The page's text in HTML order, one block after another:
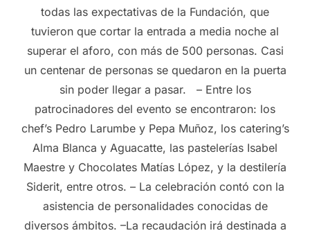
todas las expectativas de la Fundación, que
tuvieron que cortar la entrada a media noche al
superar el aforo, con más de 500 personas. Casi
un centenar de personas se quedaron en la puerta
sin poder llegar a pasar. – Entre los
patrocinadores del evento se encontraron: los
chef’s Pedro Larumbe y Pepa Muñoz, los catering’s
Alma Blanca y Aguacatte, las pastelerías Isabel
Maestre y Chocolates Matías López, y la destilería
Siderit, entre otros. – La celebración contó con la
asistencia de personalidades conocidas de
diversos ámbitos. –La recaudación irá destinada a